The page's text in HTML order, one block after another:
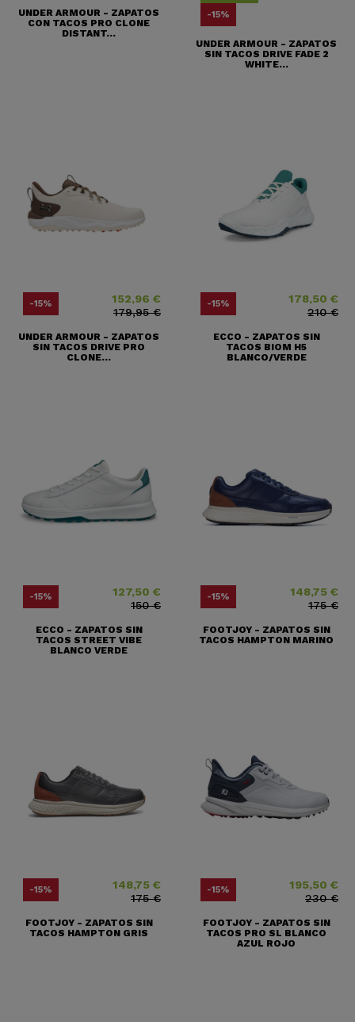
UNDER ARMOUR - ZAPATOS
CON TACOS PRO CLONE
DISTANT...
-15%
UNDER ARMOUR - ZAPATOS
SIN TACOS DRIVE FADE 2
WHITE...
-15% 152,96 €
Precio base
179,95 €
UNDER ARMOUR - ZAPATOS
SIN TACOS DRIVE PRO
CLONE...
-15% Precio178,50 €
Precio base
210 €
ECCO - ZAPATOS SIN
TACOS BIOM H5
BLANCO/VERDE
-15% Precio127,50 €
Precio base
150 €
ECCO - ZAPATOS SIN
TACOS STREET VIBE
BLANCO VERDE
-15% Precio148,75 €
Precio base
175 €
FOOTJOY - ZAPATOS SIN
TACOS HAMPTON MARINO
-15% Precio148,75 €
Precio base
175 €
FOOTJOY - ZAPATOS SIN
TACOS HAMPTON GRIS
-15% Precio195,50 €
Precio base
230 €
FOOTJOY - ZAPATOS SIN
TACOS PRO SL BLANCO
AZUL ROJO